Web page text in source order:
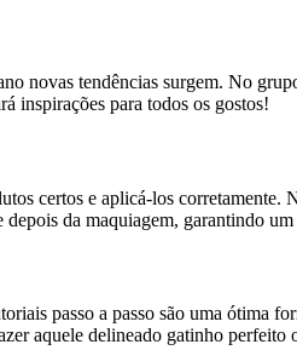
novas tendências surgem. No
inspirações para todos os gostos!
certos e aplicá-los
da maquiagem, garantindo
passo a passo são uma
aquele delineado gatinho